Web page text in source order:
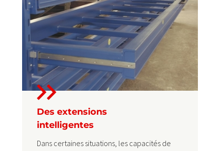
Des extensions
intelligentes
Dans certaines situations, les capacités de